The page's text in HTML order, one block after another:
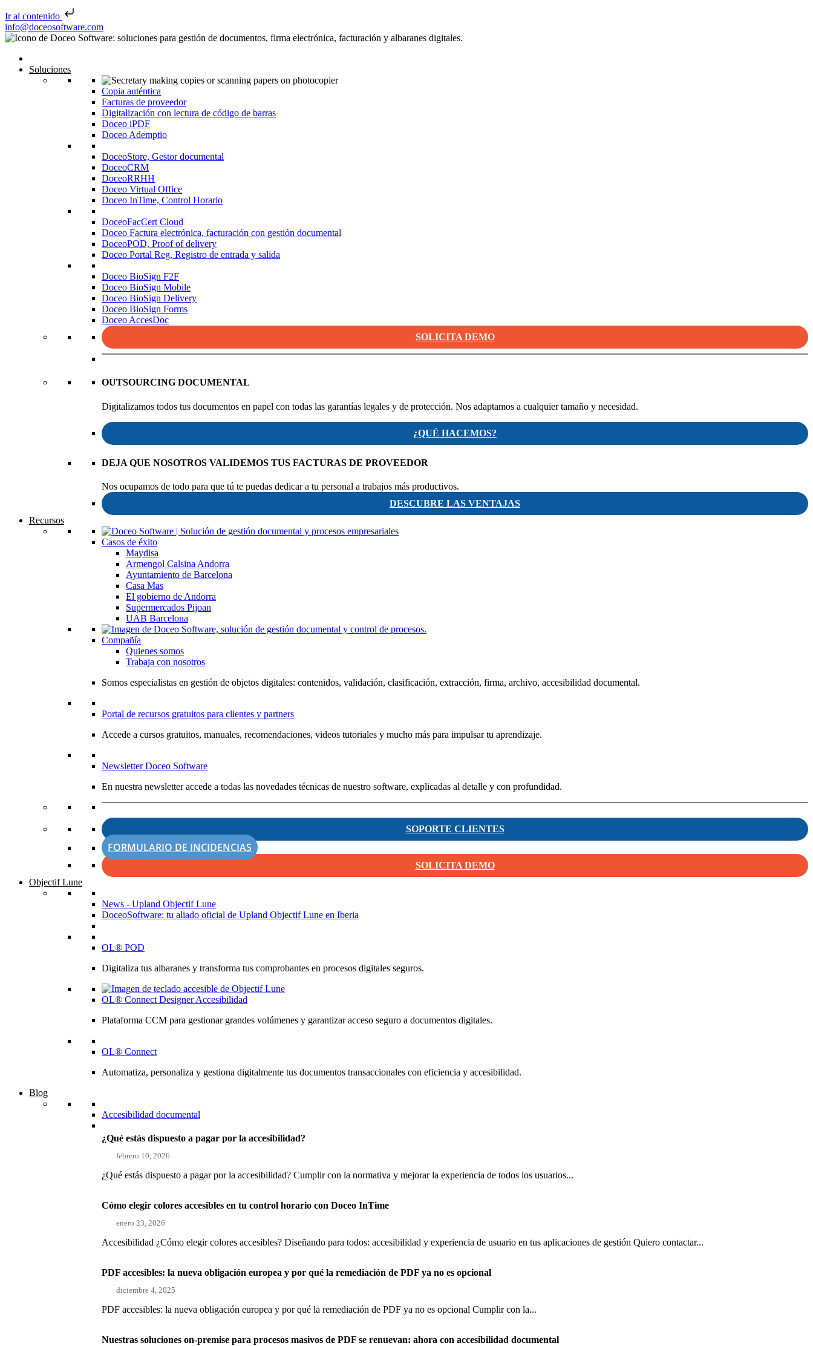
Ir al contenido
Saltar al contenido
info@doceosoftware.com
Soluciones
Copia auténtica
Facturas de proveedor
Digitalización con lectura de código de barras
Doceo iPDF
Doceo Ademptio
DoceoStore, Gestor documental
DoceoCRM
DoceoRRHH
Doceo Virtual Office
Doceo InTime, Control Horario
DoceoFacCert Cloud
Doceo Factura electrónica, facturación con gestión documental
DoceoPOD, Proof of delivery
Doceo Portal Reg, Registro de entrada y salida
Doceo BioSign F2F
Doceo BioSign Mobile
Doceo BioSign Delivery
Doceo BioSign Forms
Doceo AccesDoc
SOLICITA DEMO
OUTSOURCING DOCUMENTAL
Digitalizamos todos tus documentos en papel con todas las garantías legales y de protección. Nos adaptamos a cualquier tamaño y necesidad.
¿QUÉ HACEMOS?
DEJA QUE NOSOTROS VALIDEMOS TUS FACTURAS DE PROVEEDOR
Nos ocupamos de todo para que tú te puedas dedicar a tu personal a trabajos más productivos.
DESCUBRE LAS VENTAJAS
Recursos
Casos de éxito
Maydisa
Armengol Calsina Andorra
Ayuntamiento de Barcelona
Casa Mas
El gobierno de Andorra
Supermercados Pijoan
UAB Barcelona
Compañía
Quienes somos
Trabaja con nosotros
Somos especialistas en gestión de objetos digitales: contenidos, validación, clasificación, extracción, firma, archivo, accesibilidad documental.
Portal de recursos gratuitos para clientes y partners
Accede a cursos gratuitos, manuales, recomendaciones, videos tutoriales y mucho más para impulsar tu aprendizaje.
Newsletter Doceo Software
En nuestra newsletter accede a todas las novedades técnicas de nuestro software, explicadas al detalle y con profundidad.
SOPORTE CLIENTES
FORMULARIO DE INCIDENCIAS
SOLICITA DEMO
Objectif Lune
News - Upland Objectif Lune
DoceoSoftware: tu aliado oficial de Upland Objectif Lune en Iberia
OL® POD
Digitaliza tus albaranes y transforma tus comprobantes en procesos digitales seguros.
OL® Connect Designer Accesibilidad
Plataforma CCM para gestionar grandes volúmenes y garantizar acceso seguro a documentos digitales.
OL® Connect
Automatiza, personaliza y gestiona digitalmente tus documentos transaccionales con eficiencia y accesibilidad.
Blog
Accesibilidad documental
¿Qué estás dispuesto a pagar por la accesibilidad?
febrero 10, 2026
¿Qué estás dispuesto a pagar por la accesibilidad? Cumplir con la normativa y mejorar la experiencia de todos los usuarios...
Cómo elegir colores accesibles en tu control horario con Doceo InTime
enero 23, 2026
Accesibilidad ¿Cómo elegir colores accesibles? Diseñando para todos: accesibilidad y experiencia de usuario en tus aplicaciones de gestión Quiero contactar...
PDF accesibles: la nueva obligación europea y por qué la remediación de PDF ya no es opcional
diciembre 4, 2025
PDF accesibles: la nueva obligación europea y por qué la remediación de PDF ya no es opcional Cumplir con la...
Nuestras soluciones on-premise para procesos masivos de PDF se renuevan: ahora con accesibilidad documental